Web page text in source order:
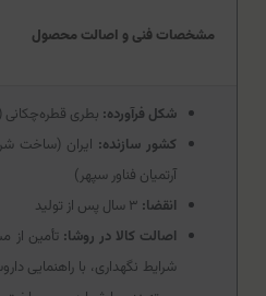
مشخصات فنی و اصالت محصول
شکل فرآورده: بطری قطره‌چکانی (سرم) ۳۰
کشور سازنده: ایران (ساخت
آرتمیان فناور سپهر)
انقضا:
اصالت کالا در روشا: تأمین از
شرایط نگهداری، با راهنمایی